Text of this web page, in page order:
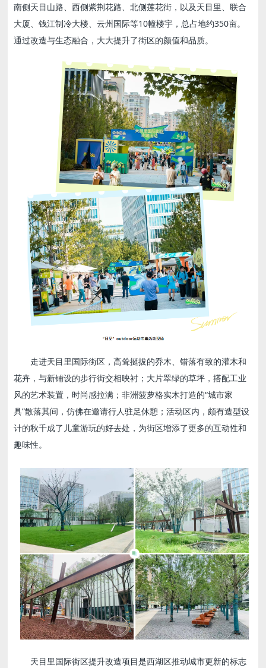
南侧天目山路、西侧紫荆花路、北侧莲花街，以及天目里、联合
大厦、钱江制冷大楼、云州国际等10幢楼宇，总占地约350亩。
通过改造与生态融合，大大提升了街区的颜值和品质。
走进天目里国际街区，高耸挺拔的乔木、错落有致的灌木和
花卉，与新铺设的步行街交相映衬；大片翠绿的草坪，搭配工业
风的艺术装置，时尚感拉满；非洲菠萝格实木打造的“城市家
具”散落其间，仿佛在邀请行人驻足休憩；活动区内，颇有造型设
计的秋千成了儿童游玩的好去处，为街区增添了更多的互动性和
趣味性。
天目里国际街区提升改造项目是西湖区推动城市更新的标志